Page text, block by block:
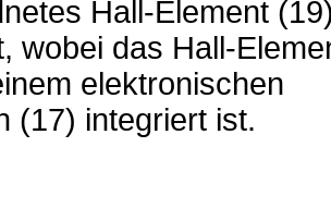
Hall-Element
wobei das Hall-
elektronischen
(17) integriert ist.